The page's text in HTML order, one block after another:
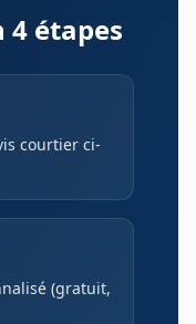
4 étapes
courtier ci-
(gratuit,